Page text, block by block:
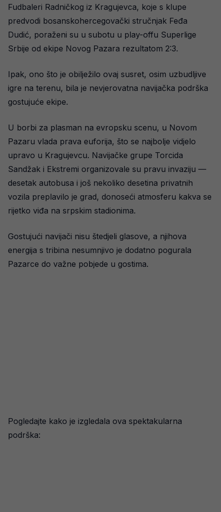
Fudbaleri Radničkog iz Kragujevca, koje s klupe
predvodi bosanskohercegovački stručnjak Feđa
Dudić, poraženi su u subotu u play-offu Superlige
Srbije od ekipe Novog Pazara rezultatom 2:3.
Ipak, ono što je obilježilo ovaj susret, osim uzbudljive
igre na terenu, bila je nevjerovatna navijačka podrška
gostujuće ekipe.
U borbi za plasman na evropsku scenu, u Novom
Pazaru vlada prava euforija, što se najbolje vidjelo
upravo u Kragujevcu. Navijačke grupe Torcida
Sandžak i Ekstremi organizovale su pravu invaziju —
desetak autobusa i još nekoliko desetina privatnih
vozila preplavilo je grad, donoseći atmosferu kakva se
rijetko viđa na srpskim stadionima.
Gostujući navijači nisu štedjeli glasove, a njihova
energija s tribina nesumnjivo je dodatno pogurala
Pazarce do važne pobjede u gostima.
Pogledajte kako je izgledala ova spektakularna
podrška: